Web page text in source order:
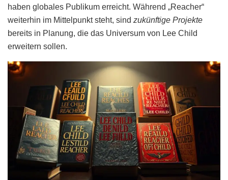
haben globales Publikum erreicht. Während „Reacher“
weiterhin im Mittelpunkt steht, sind zukünftige Projekte
bereits in Planung, die das Universum von Lee Child
erweitern sollen.